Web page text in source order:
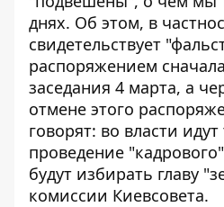
днях. Об этом, в
свидетельствует
распоряжением
заседания 4 марта, а
отмене этого
говорят: во власти идут
проведение
будут избирать главу
комиссии Киевсовета.